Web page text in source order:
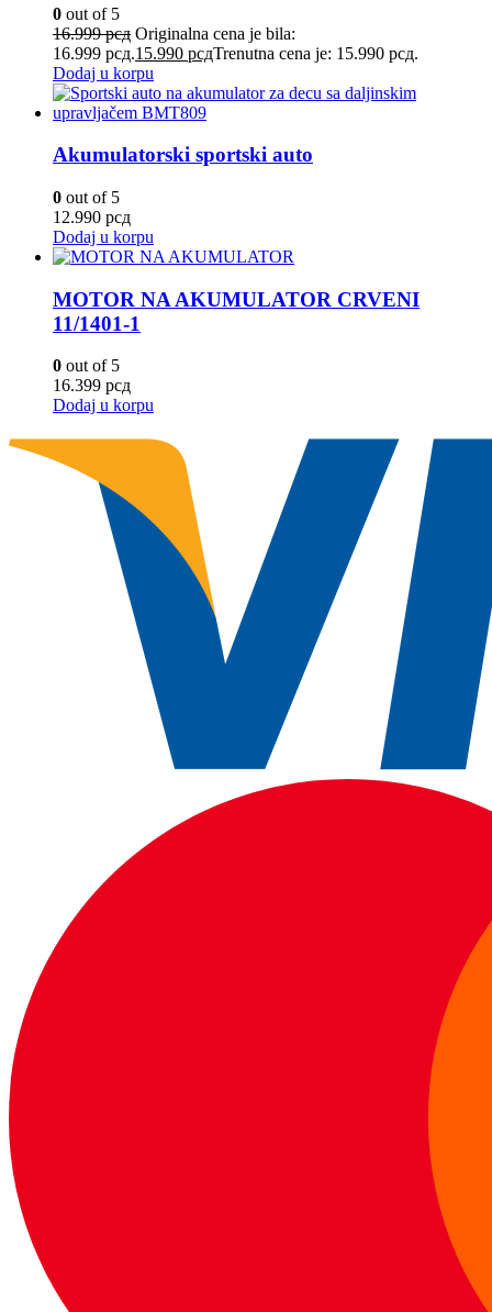
0 out of 5
16.999рсд Originalna cena je bila:
16.999 рсд.15.990 рсдTrenutna cena je: 15.990 рсд.
Dodaj u korpu
Akumulatorski sportski auto
0 out of 5
12.990 рсд
Dodaj u korpu
MOTOR NA AKUMULATOR CRVENI
11/1401-1
0 out of 5
16.399 рсд
Dodaj u korpu